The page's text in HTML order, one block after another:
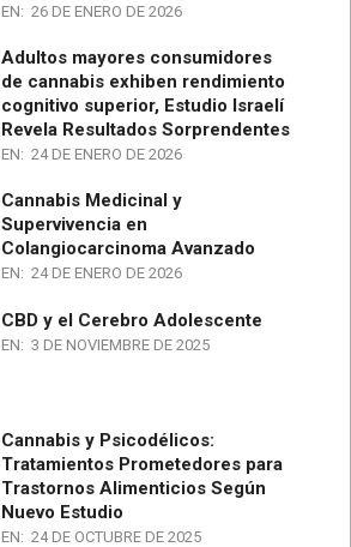
EN: 26 DE ENERO DE 2026
Adultos mayores consumidores
de cannabis exhiben rendimiento
cognitivo superior, Estudio Israelí
Revela Resultados Sorprendentes
EN: 24 DE ENERO DE 2026
Cannabis Medicinal y
Supervivencia en
Colangiocarcinoma Avanzado
EN: 24 DE ENERO DE 2026
CBD y el Cerebro Adolescente
EN: 3 DE NOVIEMBRE DE 2025
Cannabis y Psicodélicos:
Tratamientos Prometedores para
Trastornos Alimenticios Según
Nuevo Estudio
EN: 24 DE OCTUBRE DE 2025